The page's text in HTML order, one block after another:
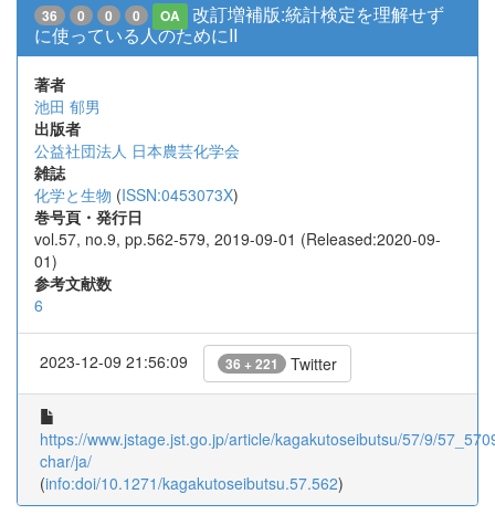
36 0 0 0 OA
改訂増補版:統計検定を理解せず
に使っている人のためにII
著者
池田 郁男
出版者
公益社団法人 日本農芸化学会
雑誌
化学と生物 (ISSN:0453073X)
巻号頁・発行日
vol.57, no.9, pp.562-579, 2019-09-01 (Released:2020-09-
01)
参考文献数
6
2023-12-09 21:56:09 36 + 221 Twitter
https://www.jstage.jst.go.jp/article/kagakutoseibutsu/57/9/
char/ja/
(info:doi/10.1271/kagakutoseibutsu.57.562)